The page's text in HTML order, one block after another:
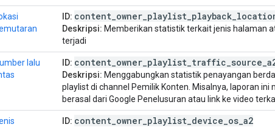
ID: content owner playlist playback
Deskripsi: Memberikan statistik terkait jenis halaman
terjadi
lalu
ID: content owner playlist traffic source
Deskripsi: Menggabungkan statistik penayangan
playlist di channel Pemilik Konten. Misalnya, laporan
berasal dari Google Penelusuran atau link ke video
ID: content owner playlist device os a2